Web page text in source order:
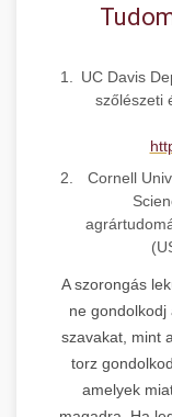
UC Davis
szőlészeti
Cornell
A szorongás
ne gondolkodj
szavakat, mint
torz
amelyek